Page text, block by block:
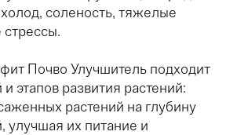
соленость, тяжелые
Почво Улучшитель подходит
этапов развития растений:
растений на глубину
улучшая их питание и